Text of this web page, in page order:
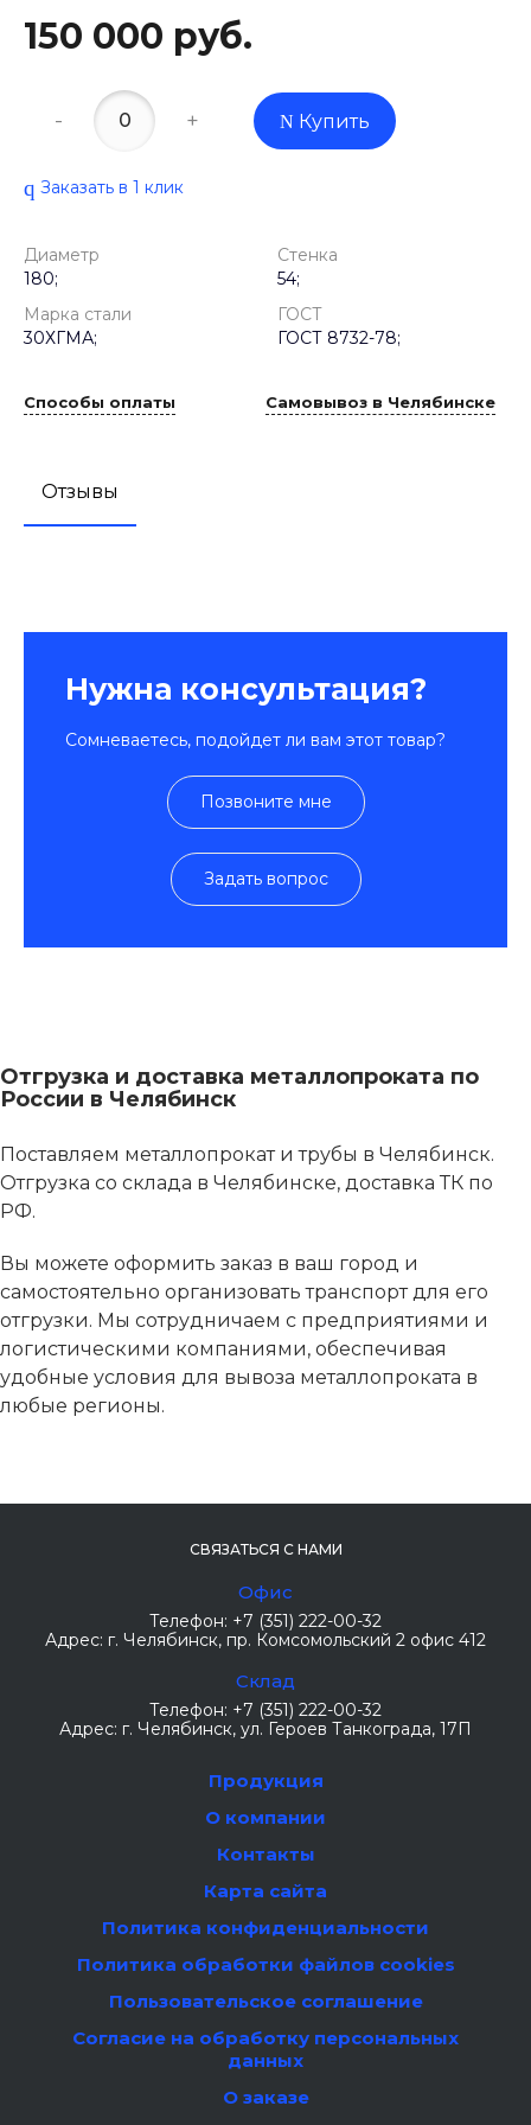
150 000 руб.
- + Купить
Заказать в 1 клик
Диаметр
180;
Стенка
54;
Марка стали
30ХГМА;
ГОСТ
ГОСТ 8732-78;
Способы оплаты Самовывоз в Челябинске
Отзывы
Нужна консультация?
Сомневаетесь, подойдет ли вам этот товар?
Позвоните мне
Задать вопрос
Отгрузка и доставка металлопроката по
России в Челябинск
Поставляем металлопрокат и трубы в Челябинск.
Отгрузка со склада в Челябинске, доставка ТК по
РФ.
Вы можете оформить заказ в ваш город и
самостоятельно организовать транспорт для его
отгрузки. Мы сотрудничаем с предприятиями и
логистическими компаниями, обеспечивая
удобные условия для вывоза металлопроката в
любые регионы.
СВЯЗАТЬСЯ С НАМИ
Офис
Телефон: +7 (351) 222-00-32
Адрес: г. Челябинск, пр. Комсомольский 2 офис 412
Склад
Телефон: +7 (351) 222-00-32
Адрес: г. Челябинск, ул. Героев Танкограда, 17П
Продукция
О компании
Контакты
Карта сайта
Политика конфиденциальности
Политика обработки файлов cookies
Пользовательское соглашение
Согласие на обработку персональных
данных
О заказе